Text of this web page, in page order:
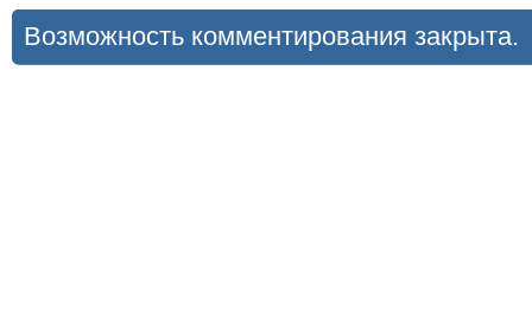
Возможность комментирования закрыта.